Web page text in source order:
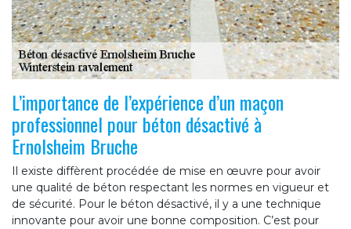
L’importance de l’expérience d’un maçon
professionnel pour béton désactivé à
Ernolsheim Bruche
Il existe diffèrent procédée de mise en œuvre pour avoir
une qualité de béton respectant les normes en vigueur et
de sécurité. Pour le béton désactivé, il y a une technique
innovante pour avoir une bonne composition. C’est pour